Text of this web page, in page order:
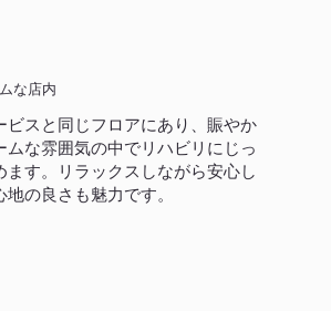
な店内
ビスと同じフロアにあり、賑やか
ムな雰囲気の中でリハビリにじっ
ます。リラックスしながら安心し
の良さも魅力です。